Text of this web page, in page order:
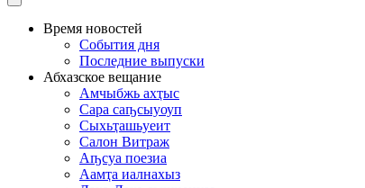
Время новостей
События дня
Последние выпуски
Абхазское вещание
Амчыбжь ахҭыс
Сара саҧсыуоуп
Сыхьҭашьуеит
Салон Витраж
Аҧсуа поезиа
Аамҭа иалнахыз